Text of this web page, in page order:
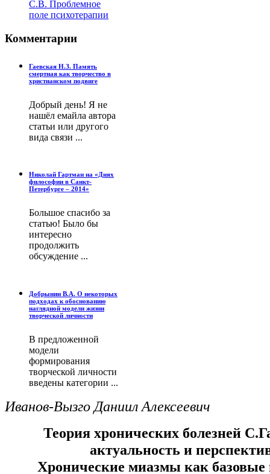
С.В. Проблемное
поле психотерапии
Комментарии
Гаевская Н.З. Память
смертная как творчество в
христианском подвиге
Добрый день! Я не
нашёл емайла автора
статьи или другого
вида связи ...
Николай Гартман на «Днях
философии в Санкт-
Петербурге – 2014»
Большое спасибо за
статью! Было бы
интересно
продолжить
обсуждение ...
Добрынин В.А. О некоторых
подходах к обоснованию
наглядной модели жизни
творческой личности
В предложенной
модели
формирования
творческой личности
введены категории ...
Иванов-Вызго Даниил Алексеевич
Теория хронических болезней
актуальность и
Хронические миазмы как